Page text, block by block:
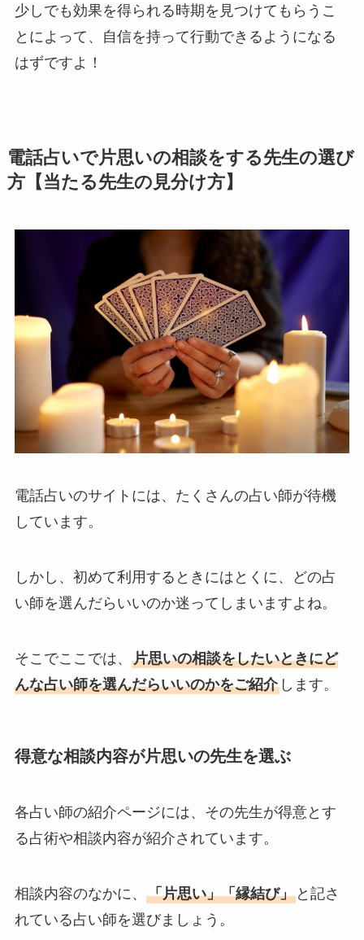
少しでも効果を得られる時期を見つけてもらうこ
とによって、自信を持って行動できるようになる
はずですよ！
電話占いで片思いの相談をする先生の選び
方【当たる先生の見分け方】
電話占いのサイトには、たくさんの占い師が待機
しています。
しかし、初めて利用するときにはとくに、どの占
い師を選んだらいいのか迷ってしまいますよね。
そこでここでは、 片思いの相談をしたいときにど
んな占い師を選んだらいいのかをご紹介します。
得意な相談内容が片思いの先生を選ぶ
各占い師の紹介ページには、その先生が得意とす
る占術や相談内容が紹介されています。
相談内容のなかに、 「片思い」「縁結び」と記さ
れている占い師を選びましょう。